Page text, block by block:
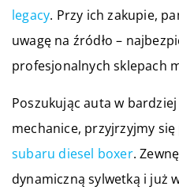
legacy. Przy ich zakupie,
uwagę na źródło –
profesjonalnych sklepach
Poszukując auta w
mechanice, przyjrzyjmy
subaru diesel boxer.
dynamiczną sylwetką i już